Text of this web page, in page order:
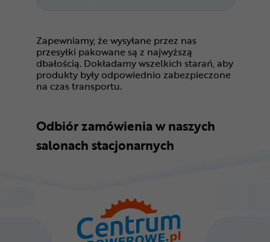
Zapewniamy, że wysyłane przez nas
przesyłki pakowane są z najwyższą
dbałością. Dokładamy wszelkich starań, aby
produkty były odpowiednio zabezpieczone
na czas transportu.
Odbiór zamówienia w naszych
salonach stacjonarnych